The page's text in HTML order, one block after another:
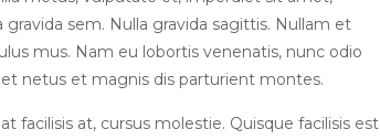
sem. Nulla gravida sagittis. Nullam et
mus. Nam eu lobortis venenatis, nunc odio
netus et magnis dis parturient montes.
facilisis at, cursus molestie. Quisque facilisis est